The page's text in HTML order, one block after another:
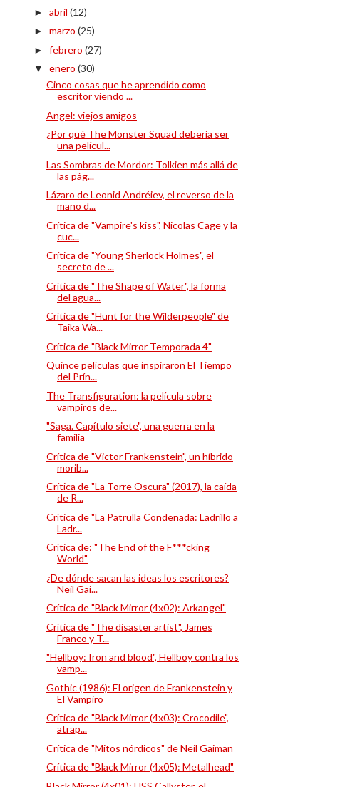
► abril (12)
► marzo (25)
► febrero (27)
▼ enero (30)
Cinco cosas que he aprendido como
escritor viendo ...
Angel: viejos amigos
¿Por qué The Monster Squad debería ser
una películ...
Las Sombras de Mordor: Tolkien más allá de
las pág...
Lázaro de Leonid Andréiev, el reverso de la
mano d...
Crítica de "Vampire's kiss", Nicolas Cage y la
cuc...
Crítica de "Young Sherlock Holmes", el
secreto de ...
Crítica de "The Shape of Water", la forma
del agua...
Crítica de "Hunt for the Wilderpeople" de
Taika Wa...
Crítica de "Black Mirror Temporada 4"
Quince películas que inspiraron El Tiempo
del Prín...
The Transfiguration: la película sobre
vampiros de...
"Saga. Capítulo siete", una guerra en la
familia
Crítica de "Victor Frankenstein", un híbrido
morib...
Crítica de "La Torre Oscura" (2017), la caída
de R...
Crítica de "La Patrulla Condenada: Ladrillo a
Ladr...
Crítica de: "The End of the F***cking
World"
¿De dónde sacan las ideas los escritores?
Neil Gai...
Crítica de "Black Mirror (4x02): Arkangel"
Crítica de "The disaster artist", James
Franco y T...
"Hellboy: Iron and blood", Hellboy contra los
vamp...
Gothic (1986): El origen de Frankenstein y
El Vampiro
Crítica de "Black Mirror (4x03): Crocodile",
atrap...
Crítica de "Mitos nórdicos" de Neil Gaiman
Crítica de "Black Mirror (4x05): Metalhead"